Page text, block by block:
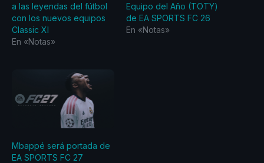
a las leyendas del fútbol
con los nuevos equipos
Classic XI
En «Notas»
Equipo del Año (TOTY)
de EA SPORTS FC 26
En «Notas»
Mbappé será portada de
EA SPORTS FC 27